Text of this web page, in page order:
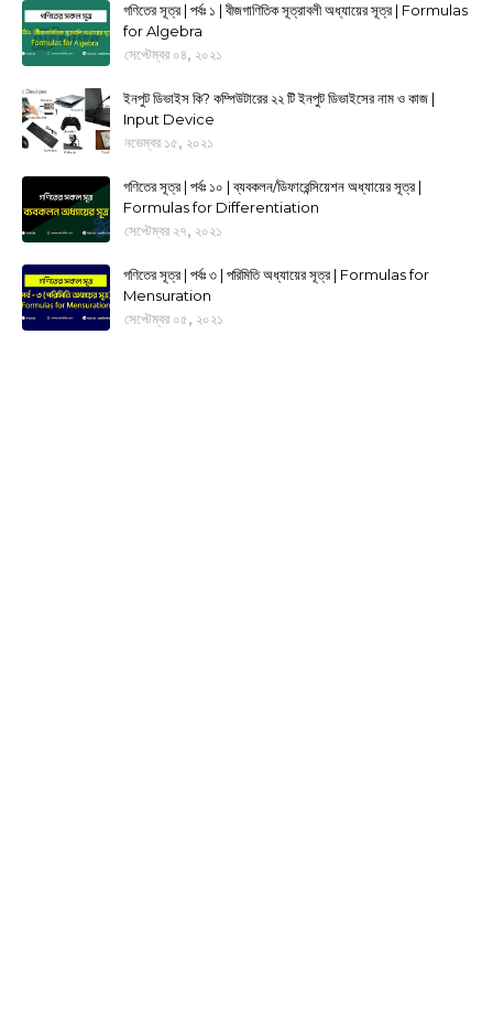
গণিতের সূত্র | পর্বঃ ১ | বীজগাণিতিক সূত্রাবলী অধ্যায়ের সূত্র | Formulas
for Algebra
সেপ্টেম্বর ০৪, ২০২১
ইনপুট ডিভাইস কি? কম্পিউটারের ২২ টি ইনপুট ডিভাইসের নাম ও কাজ |
Input Device
নভেম্বর ১৫, ২০২১
গণিতের সূত্র | পর্বঃ ১০ | ব্যবকলন/ডিফারেন্সিয়েশন অধ্যায়ের সূত্র |
Formulas for Differentiation
সেপ্টেম্বর ২৭, ২০২১
গণিতের সূত্র | পর্বঃ ৩ | পরিমিতি অধ্যায়ের সূত্র | Formulas for
Mensuration
সেপ্টেম্বর ০৫, ২০২১